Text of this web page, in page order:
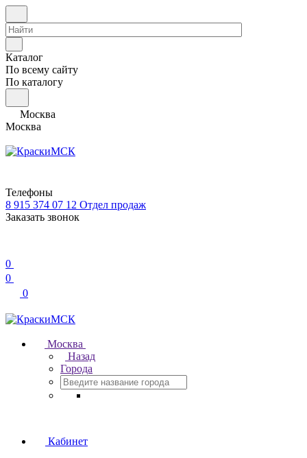
Каталог
По всему сайту
По каталогу
Москва
Москва
Телефоны
8 915 374 07 12 Отдел продаж
Заказать звонок
0
0
0
Москва
Назад
Города
Кабинет